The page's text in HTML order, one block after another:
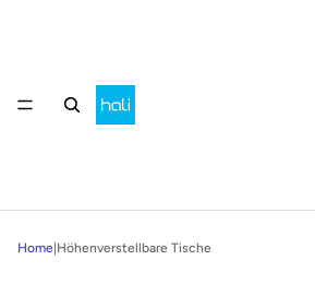
Home Höhenverstellbare Tische